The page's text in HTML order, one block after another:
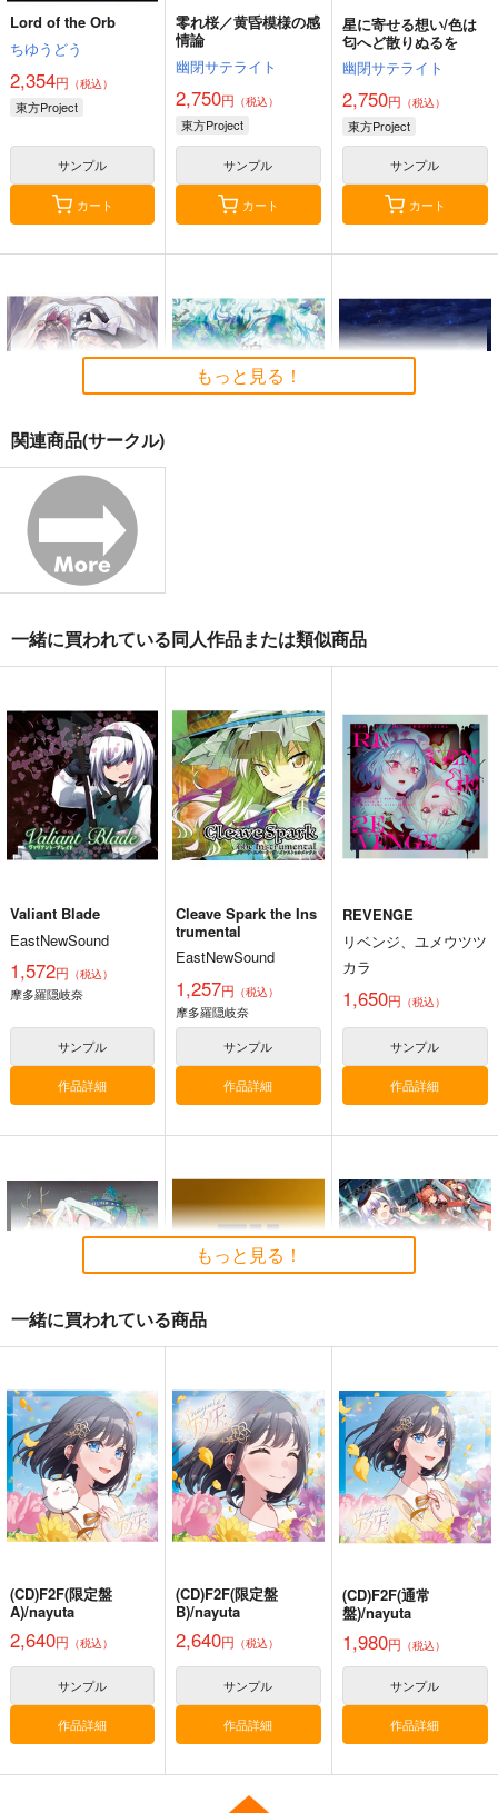
Lord of the Orb
ちゆうどう
2,354円 （税込）
東方Project
サンプル
カート
零れ桜／黄昏模様の感
情論
幽閉サテライト
2,750円 （税込）
東方Project
サンプル
カート
星に寄せる想い/色は
匂へど散りぬるを
幽閉サテライト
2,750円 （税込）
東方Project
サンプル
カート
始まりの雨
幽閉サテライト
2,200円（税込）
東方Project
サンプル サンプル
東方剛欲異聞～水没し
た沈愁地獄
黄昏フロンティア
円 （税込）
東方Project
東方紅魔郷～
the Embodiment of
Scarlet Devil～
上海アリス幻樂団
円 （税込）
東方Project
Clutch Shooter #05
Silver Forest
円（税込）
東方Project
十六夜 咲夜
必然のカタストロフィ
／Magical-マジカル-
少女フラクタル
2,750円（税込）
サンプル
カート
もっと見る！
関連商品(サークル)
一緒に買われている同人作品または類似商品
Valiant Blade
EastNewSound
1,572円 （税込）
摩多羅隠岐奈
サンプル
作品詳細
Cleave Spark the Ins
trumental
EastNewSound
1,257円 （税込）
摩多羅隠岐奈
サンプル
作品詳細
REVENGE
リベンジ、ユメウツツ
カラ
1,650円 （税込）
サンプル
作品詳細
豚乙女
1,430円（税込）
ユイマン・浅間
サンプル
作品詳細
NIVERSARY
SOUND HOLIC
2,750円 （税込）
サンプル
作品詳細
森羅万象
1,572円（税込）
上白沢慧音
サンプル
作品詳細
もっと見る！
一緒に買われている商品
(CD)F2F(限定盤
A)/nayuta
2,640円 （税込）
サンプル
作品詳細
(CD)F2F(限定盤
B)/nayuta
2,640円 （税込）
サンプル
作品詳細
(CD)F2F(通常
盤)/nayuta
1,980円 （税込）
サンプル
作品詳細